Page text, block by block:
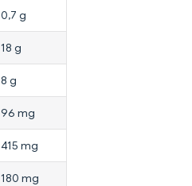
0,7 g
18 g
8 g
96 mg
415 mg
180 mg